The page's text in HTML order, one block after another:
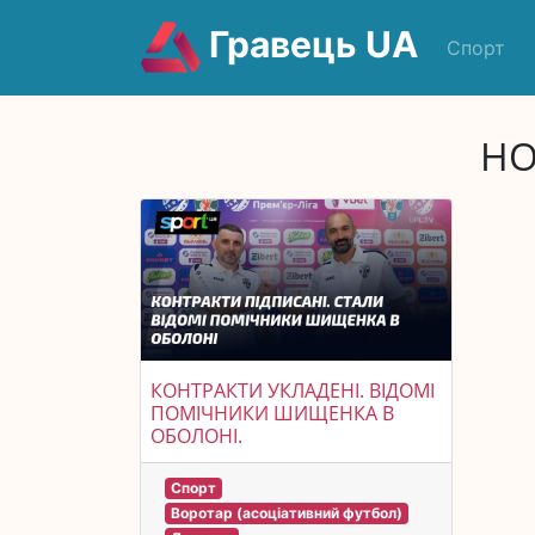
Гравець UA Спорт
КОНТРАКТИ УКЛАДЕНІ. ВІДОМІ
ПОМІЧНИКИ ШИЩЕНКА В
ОБОЛОНІ.
Спорт
Воротар (асоціативний футбол)